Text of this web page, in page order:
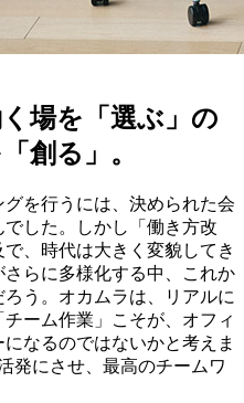
場を「選ぶ」の
創る」。
を行うには、決められた会
した。しかし「働き方改
、時代は大きく変貌してき
らに多様化する中、これか
う。オカムラは、リアルに
ーム作業」こそが、オフィ
なるのではないかと考えま
発にさせ、最高のチームワ